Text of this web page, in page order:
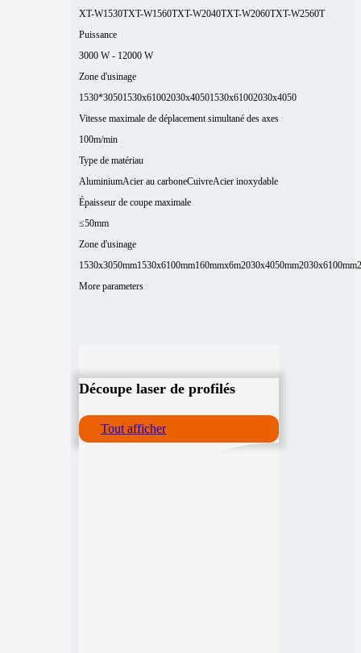
XT-W1530TXT-W1560TXT-W2040TXT-W2060TXT-W2560T
Puissance
3000 W - 12000 W
Zone d'usinage
1530*30501530x61002030x40501530x61002030x4050
Vitesse maximale de déplacement simultané des axes
100m/min
Type de matériau
AluminiumAcier au carboneCuivreAcier inoxydable
Épaisseur de coupe maximale
≤50mm
Zone d'usinage
1530x3050mm1530x6100mm160mmx6m2030x4050mm2030x6100mm
More parameters
Découpe laser de profilés
Tout afficher